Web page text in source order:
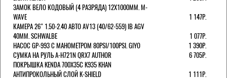
ЗАМОК ВЕЛО КОДОВЫЙ (4 РАЗРЯДА) 12Х1000ММ. M-
WAVE
1 147Р.
КАМЕРА 26" 1.50-2.40 АВТО AV13 (40/62-559) IB AGV
40MM. SCHWALBE
1 077Р.
НАСОС GP-993 С МАНОМЕТРОМ 80PSI/100PSI. GIYO
1 390Р.
СУМКА НА РУЛЬ A-H721N QRX7 AUTHOR
6 705Р.
ПОКРЫШКА KENDA 700Х35С K935 KHAN
АНТИПРОКОЛЬНЫЙ СЛОЙ K-SHIELD
1 111Р.